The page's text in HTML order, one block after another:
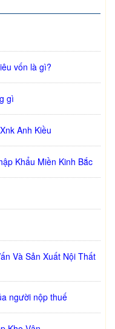
vốn là gì?
gì
Anh Kiều
Khẩu Miền Kinh Bắc
Và Sản Xuất Nội Thất
người nộp thuế